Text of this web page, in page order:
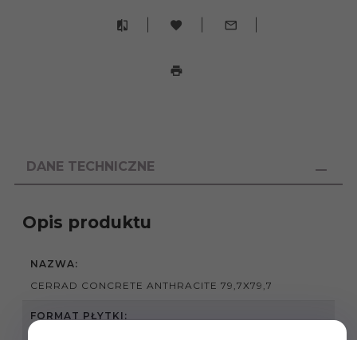
DANE TECHNICZNE
Opis produktu
NAZWA:
CERRAD CONCRETE ANTHRACITE 79,7X79,7
FORMAT PŁYTKI: